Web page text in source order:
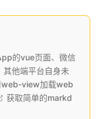
的vue页面、微信
其他端平台自身未
web-view加载web
获取简单的markd